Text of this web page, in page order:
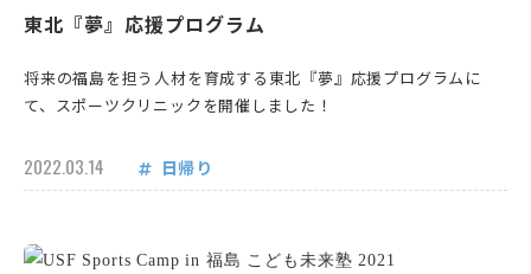
東北『夢』応援プログラム
将来の福島を担う人材を育成する東北『夢』応援プログラムに
て、スポーツクリニックを開催しました！
2022.03.14 日帰り